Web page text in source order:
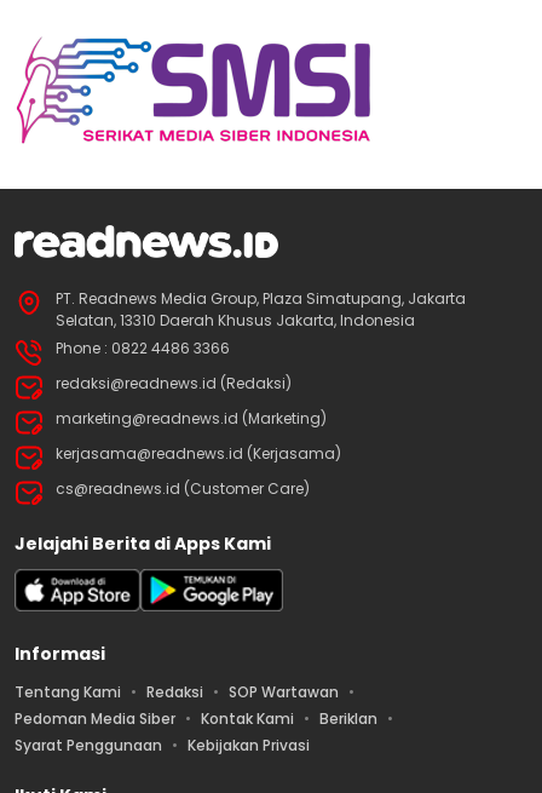
PT. Readnews Media Group, Plaza Simatupang, Jakarta
Selatan, 13310 Daerah Khusus Jakarta, Indonesia
Phone : 0822 4486 3366
redaksi@readnews.id (Redaksi)
marketing@readnews.id (Marketing)
kerjasama@readnews.id (Kerjasama)
cs@readnews.id (Customer Care)
Jelajahi Berita di Apps Kami
Informasi
Tentang Kami Redaksi
SOP Wartawan
Pedoman Media Siber
Kontak Kami
Beriklan
Syarat Penggunaan
Kebijakan Privasi